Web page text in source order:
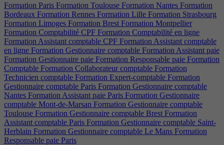
Formation Paris Formation Toulouse Formation Nantes Formation
Bordeaux Formation Rennes Formation Lille Formation Strasbourg
Formation Limoges Formation Brest Formation Montpellier
Formation Comptabilité CPF Formation Comptabilité en ligne
Formation Assistant comptable CPF Formation Assistant comptable
en ligne Formation Gestionnaire comptable Formation Assistant paie
Formation Gestionnaire paie Formation Responsable paie Formation
Comptable Formation Collaborateur comptable Formation
Technicien comptable Formation Expert-comptable Formation
Gestionnaire comptable Paris Formation Gestionnaire comptable
Nantes Formation Assistant paie Paris Formation Gestionnaire
comptable Mont-de-Marsan Formation Gestionnaire comptable
Toulouse Formation Gestionnaire comptable Brest Formation
Assistant comptable Paris Formation Gestionnaire comptable Saint-
Herblain Formation Gestionnaire comptable Le Mans Formation
Responsable paie Paris